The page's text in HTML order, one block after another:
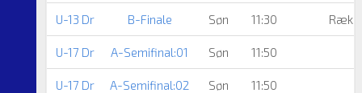
U-13 Dr B-Finale Søn 11:30
U-17 Dr A-Semifinal:01 Søn 11:50
U-17 Dr A-Semifinal:02 Søn 11:50